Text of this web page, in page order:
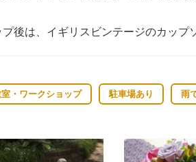
プ後は、イギリスビンテージのカッ
・ワークショップ 駐車場あり 雨